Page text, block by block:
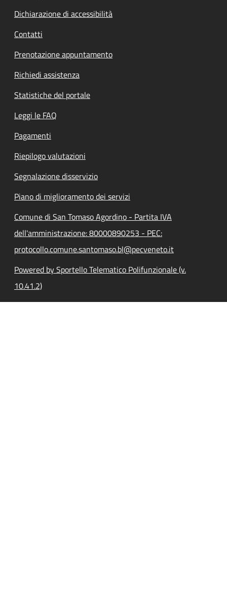
Dichiarazione di accessibilità
Contatti
Prenotazione appuntamento
Richiedi assistenza
Statistiche del portale
Leggi le FAQ
Pagamenti
Riepilogo valutazioni
Segnalazione disservizio
Piano di miglioramento dei servizi
Comune di San Tomaso Agordino - Partita IVA
dell'amministrazione: 80000890253 - PEC:
protocollo.comune.santomaso.bl@pecveneto.it
Powered by Sportello Telematico Polifunzionale (v.
10.41.2)